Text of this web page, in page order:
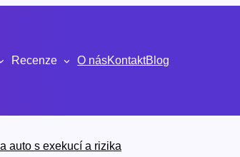
Recenze O násKontaktBlog
auto s exekucí a rizika